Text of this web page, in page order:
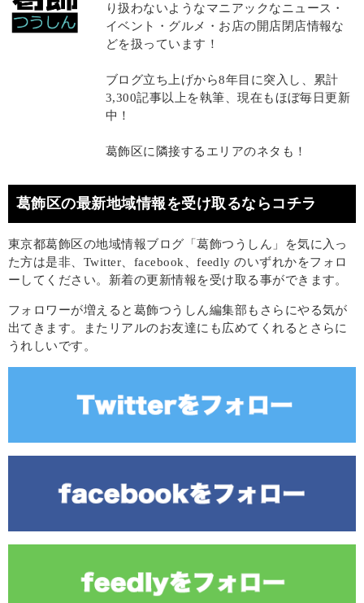
り扱わないようなマニアックなニュース・
イベント・グルメ・お店の開店閉店情報な
どを扱っています！
ブログ立ち上げから8年目に突入し、累計
3,300記事以上を執筆、現在もほぼ毎日更新
中！
葛飾区に隣接するエリアのネタも！
葛飾区の最新地域情報を受け取るならコチラ
東京都葛飾区の地域情報ブログ「葛飾つうしん」を気に入っ
た方は是非、Twitter、facebook、feedly のいずれかをフォロ
ーしてください。新着の更新情報を受け取る事ができます。
フォロワーが増えると葛飾つうしん編集部もさらにやる気が
出てきます。またリアルのお友達にも広めてくれるとさらに
うれしいです。